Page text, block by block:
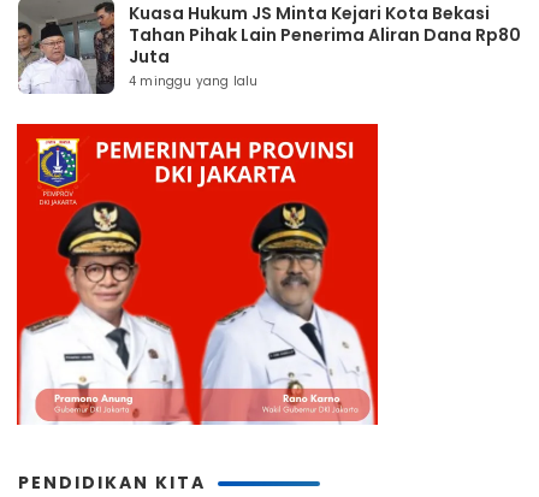
Kuasa Hukum JS Minta Kejari Kota Bekasi
Tahan Pihak Lain Penerima Aliran Dana Rp80
Juta
4 minggu yang lalu
PENDIDIKAN KITA